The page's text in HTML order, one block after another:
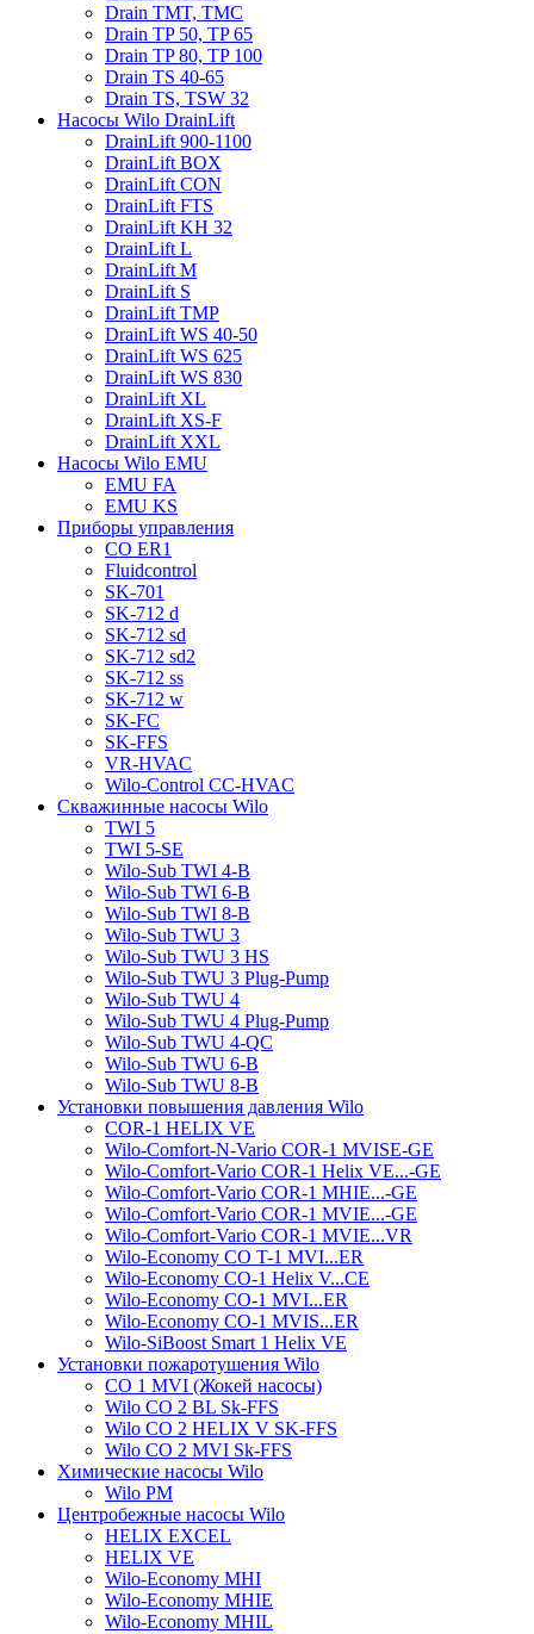
Drain TMT, TMC
Drain TP 50, TP 65
Drain TP 80, TP 100
Drain TS 40-65
Drain TS, TSW 32
Насосы Wilo DrainLift
DrainLift 900-1100
DrainLift BOX
DrainLift CON
DrainLift FTS
DrainLift KH 32
DrainLift L
DrainLift M
DrainLift S
DrainLift TMP
DrainLift WS 40-50
DrainLift WS 625
DrainLift WS 830
DrainLift XL
DrainLift XS-F
DrainLift XXL
Насосы Wilo EMU
EMU FA
EMU KS
Приборы управления
CO ER1
Fluidcontrol
SK-701
SK-712 d
SK-712 sd
SK-712 sd2
SK-712 ss
SK-712 w
SK-FC
SK-FFS
VR-HVAC
Wilo-Control CC-HVAC
Скважинные насосы Wilo
TWI 5
TWI 5-SE
Wilo-Sub TWI 4-B
Wilo-Sub TWI 6-B
Wilo-Sub TWI 8-B
Wilo-Sub TWU 3
Wilo-Sub TWU 3 HS
Wilo-Sub TWU 3 Plug-Pump
Wilo-Sub TWU 4
Wilo-Sub TWU 4 Plug-Pump
Wilo-Sub TWU 4-QC
Wilo-Sub TWU 6-B
Wilo-Sub TWU 8-B
Установки повышения давления Wilo
COR-1 HELIX VE
Wilo-Comfort-N-Vario COR-1 MVISE-GE
Wilo-Comfort-Vario COR-1 Helix VE...-GE
Wilo-Comfort-Vario COR-1 MHIE...-GE
Wilo-Comfort-Vario COR-1 MVIE...-GE
Wilo-Comfort-Vario COR-1 MVIE...VR
Wilo-Economy CO T-1 MVI...ER
Wilo-Economy CO-1 Helix V...CE
Wilo-Economy CO-1 MVI...ER
Wilo-Economy CO-1 MVIS...ER
Wilo-SiBoost Smart 1 Helix VE
Установки пожаротушения Wilo
CO 1 MVI (Жокей насосы)
Wilo CO 2 BL Sk-FFS
Wilo CO 2 HELIX V SK-FFS
Wilo CO 2 MVI Sk-FFS
Химические насосы Wilo
Wilo PM
Центробежные насосы Wilo
HELIX EXCEL
HELIX VE
Wilo-Economy MHI
Wilo-Economy MHIE
Wilo-Economy MHIL